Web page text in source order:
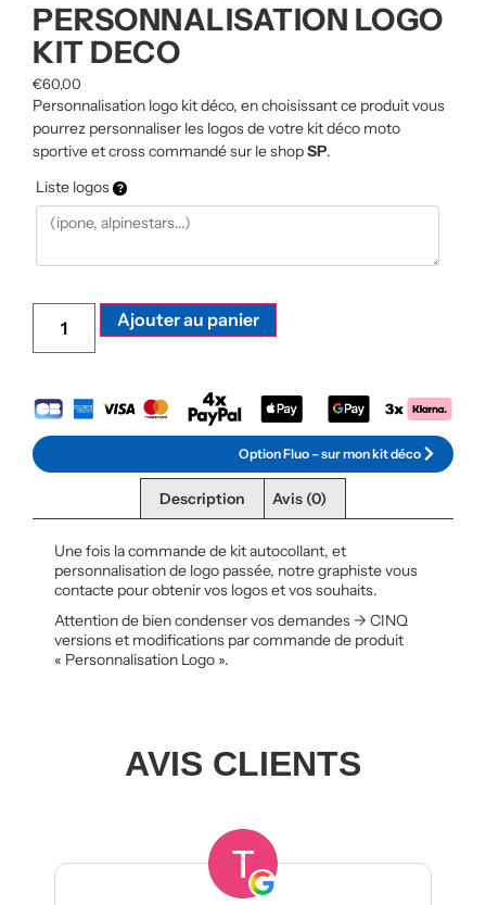
PERSONNALISATION LOGO
KIT DECO
€60,00
Personnalisation logo kit déco, en choisissant ce produit vous
pourrez personnaliser les logos de votre kit déco moto
sportive et cross commandé sur le shopSP.
Liste logos
Ajouter au panier
Option Fluo – sur mon kit déco
Description Avis (0)
Une fois la commande de kit autocollant, et
personnalisation de logo passée, notre graphiste vous
contacte pour obtenir vos logos et vos souhaits.
Attention de bien condenser vos demandes -> CINQ
versions et modifications par commande de produit
« Personnalisation Logo ».
AVIS CLIENTS